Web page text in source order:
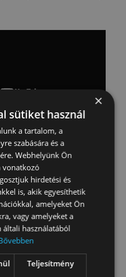
part
×
sütiket használ
a tartalom, a
szabására és a
Webhelyünk Ön
vonatkozó
hirdetési és
is, akik egyesíthetik
amelyeket Ön
vagy amelyeket a
általi használatából
Teljesítmény